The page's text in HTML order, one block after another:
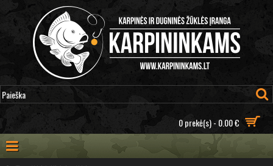
0 prekė(s) - 0.00 €